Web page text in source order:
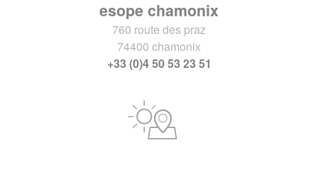
esope chamonix
760 route des praz
74400 chamonix
+33 (0)4 50 53 23 51